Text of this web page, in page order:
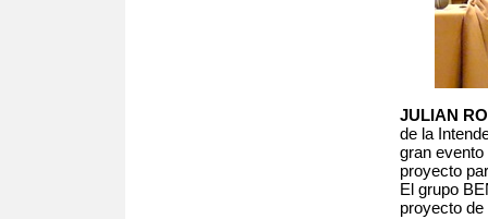
JULIAN
de la
gran
proyecto
El grupo
proyecto